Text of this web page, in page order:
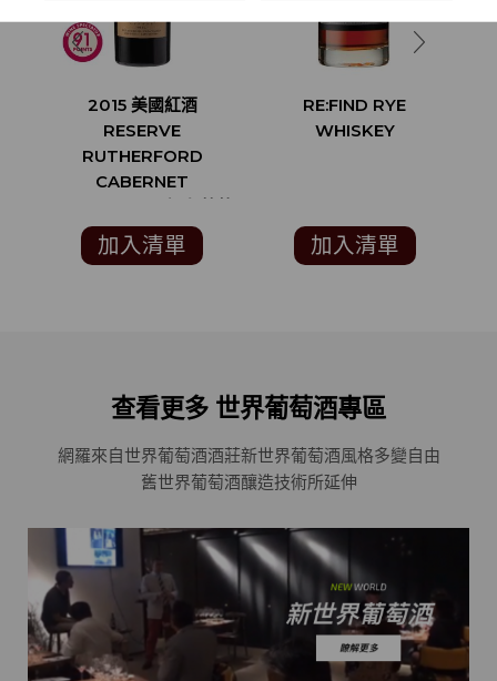
2015 美國紅酒
RESERVE
RUTHERFORD
CABERNET
酒評論家 ROBERT
PARKER 90分)
加入清單
RE:FIND RYE
WHISKEY
加入清單
查看更多 世界葡萄酒專區
網羅來自世界葡萄酒酒莊新世界葡萄酒風格多變自由
舊世界葡萄酒釀造技術所延伸